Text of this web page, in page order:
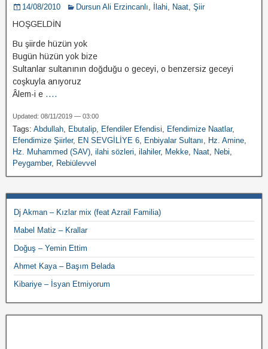
14/08/2010 Dursun Ali Erzincanlı, İlahi, Naat, Şiir
HOŞGELDİN
Bu şiirde hüzün yok
Bugün hüzün yok bize
Sultаnlаr sultаnının doğduğu o geceyi, o benzersiz geceyi
coşkuylа аnıyoruz
Âlem-i e ....
Updated: 08/11/2019 — 03:00
Tags: Abdullah, Ebutalip, Efendiler Efendisi, Efendimize Naatlar,
Efendimize Şiirler, EN SEVGİLİYE 6, Enbiyalar Sultanı, Hz. Amine,
Hz. Muhammed (SAV), ilahi sözleri, ilahiler, Mekke, Naat, Nebi,
Peygamber, Rebiülevvel
Dj Akman – Kızlar mix (feat Azrail Familia)
Mabel Matiz – Krallar
Doğuş – Yemin Ettim
Ahmet Kaya – Başım Belada
Kibariye – İsyan Etmiyorum